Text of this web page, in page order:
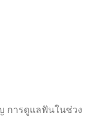
ารดูแลฟันในช่วง